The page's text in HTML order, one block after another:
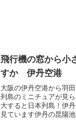
飛行機の窓から小
すか 伊丹空港
大阪の伊丹空港から羽
列島のミニチュアが見
大すると日本列島！伊
見ています伊丹の昆陽